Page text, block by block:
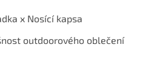
x Nosící kapsa
outdoorového oblečení